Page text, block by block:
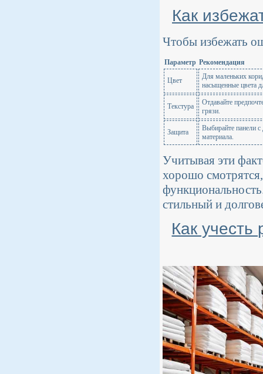
Как
Чтобы избежать
Параметр Рекомендация
Цвет
Для маленьких
насыщенные цвета
Текстура
Отдавайте
грязи.
Защита
Выбирайте панели
материала.
Учитывая эти
хорошо
стильный и
Как